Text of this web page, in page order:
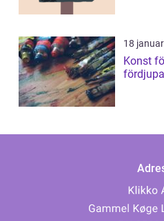
18
Konst